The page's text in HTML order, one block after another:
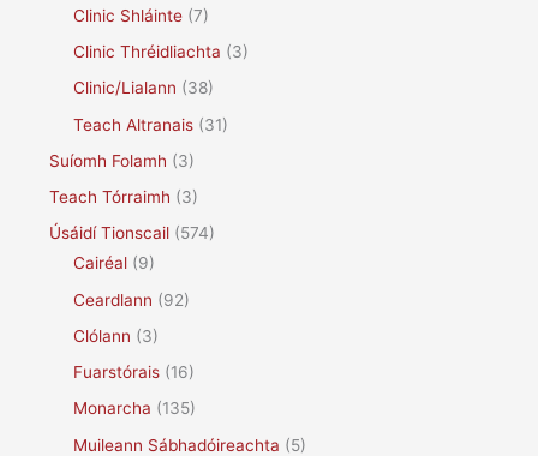
Clinic Shláinte (7)
Clinic Thréidliachta (3)
Clinic/Lialann (38)
Teach Altranais (31)
Suíomh Folamh (3)
Teach Tórraimh (3)
Úsáidí Tionscail (574)
Cairéal (9)
Ceardlann (92)
Clólann (3)
Fuarstórais (16)
Monarcha (135)
Muileann Sábhadóireachta (5)